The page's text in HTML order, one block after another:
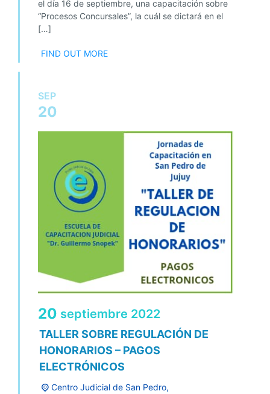
el día 16 de septiembre, una capacitación sobre
“Procesos Concursales”, la cuál se dictará en el
[…]
FIND OUT MORE
SEP
20
20 septiembre 2022
TALLER SOBRE REGULACIÓN DE
HONORARIOS – PAGOS
ELECTRÓNICOS
Centro Judicial de San Pedro,